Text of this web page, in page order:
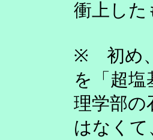
衝上した
※ 初め、
を「超
理学部の
はなく